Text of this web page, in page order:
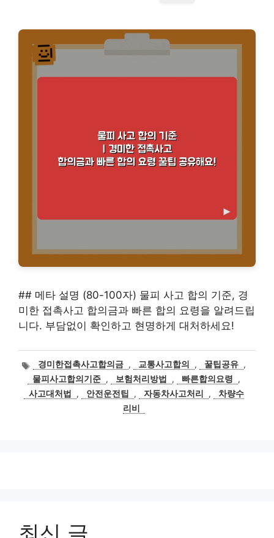
## 메타 설명 (80-100자) 물피 사고 합의 기준, 경
미한 접촉사고 합의금과 빠른 합의 요령을 알려드립
니다. 부담없이 확인하고 현명하게 대처하세요!
태
그
경미한접촉사고합의금 , 교통사고합의 , 꿀팁공유 ,
물피사고합의기준 , 보험처리방법 , 빠른합의요령
,
사고대처법
, 안전운전팁 , 자동차사고처리 ,
차량수
리비
최신 글